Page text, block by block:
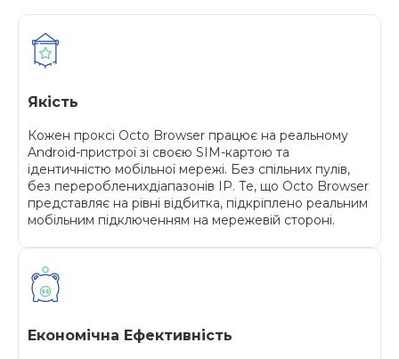
Якість
Кожен проксі Octo Browser працює на реальному
Android-пристрої зі своєю SIM-картою та
ідентичністю мобільної мережі. Без спільних пулів,
без переробленихдіапазонів IP. Те, що Octo Browser
представляє на рівні відбитка, підкріплено реальним
мобільним підключенням на мережевій стороні.
Економічна Ефективність